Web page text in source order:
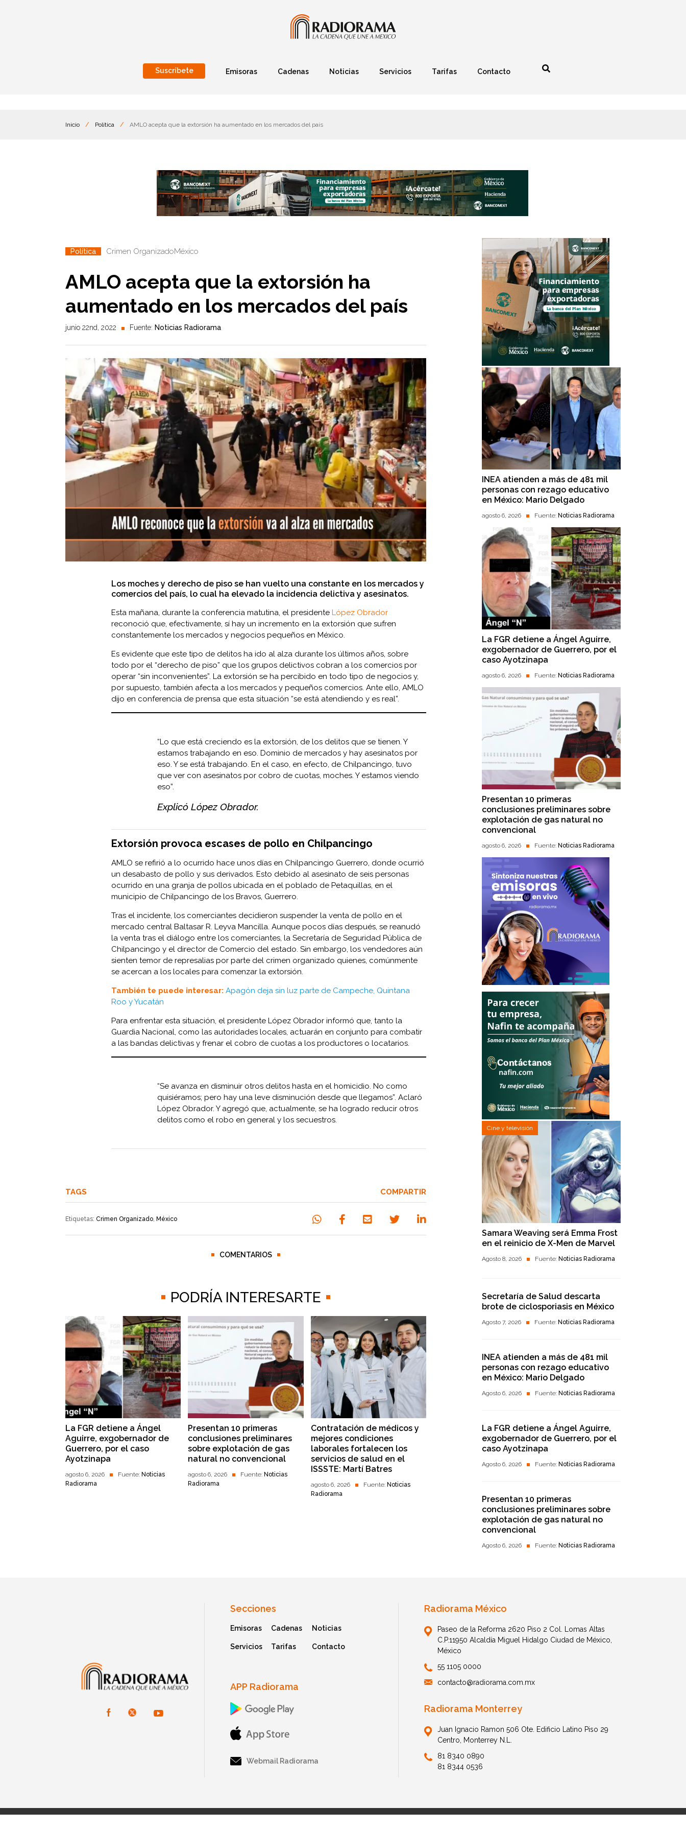
Suscríbete Emisoras Cadenas Noticias Servicios Tarifas Contacto
Inicio / Política / AMLO acepta que la extorsión ha aumentado en los mercados del país
Política Crimen OrganizadoMéxico
AMLO acepta que la extorsión ha
aumentado en los mercados del país
junio 22nd, 2022 Fuente: Noticias Radiorama
Los moches y derecho de piso se han vuelto una constante en los mercados y
comercios del país, lo cual ha elevado la incidencia delictiva y asesinatos.
Esta mañana, durante la conferencia matutina, el presidente López Obrador
reconoció que, efectivamente, sí hay un incremento en la extorsión que sufren
constantemente los mercados y negocios pequeños en México.
Es evidente que este tipo de delitos ha ido al alza durante los últimos años, sobre
todo por el “derecho de piso” que los grupos delictivos cobran a los comercios por
operar “sin inconvenientes”. La extorsión se ha percibido en todo tipo de negocios y,
por supuesto, también afecta a los mercados y pequeños comercios. Ante ello, AMLO
dijo en conferencia de prensa que esta situación “se está atendiendo y es real”.
“Lo que está creciendo es la extorsión, de los delitos que se tienen. Y
estamos trabajando en eso. Dominio de mercados y hay asesinatos por
eso. Y se está trabajando. En el caso, en efecto, de Chilpancingo, tuvo
que ver con asesinatos por cobro de cuotas, moches. Y estamos viendo
eso”.
Explicó López Obrador.
Extorsión provoca escases de pollo en Chilpancingo
AMLO se refirió a lo ocurrido hace unos días en Chilpancingo Guerrero, donde ocurrió
un desabasto de pollo y sus derivados. Esto debido al asesinato de seis personas
ocurrido en una granja de pollos ubicada en el poblado de Petaquillas, en el
municipio de Chilpancingo de los Bravos, Guerrero.
Tras el incidente, los comerciantes decidieron suspender la venta de pollo en el
mercado central Baltasar R. Leyva Mancilla. Aunque pocos días después, se reanudó
la venta tras el diálogo entre los comerciantes, la Secretaría de Seguridad Pública de
Chilpancingo y el director de Comercio del estado. Sin embargo, los vendedores aún
sienten temor de represalias por parte del crimen organizado quienes, comúnmente
se acercan a los locales para comenzar la extorsión.
También te puede interesar: Apagón deja sin luz parte de Campeche, Quintana
Roo y Yucatán
Para enfrentar esta situación, el presidente López Obrador informó que, tanto la
Guardia Nacional, como las autoridades locales, actuarán en conjunto para combatir
a las bandas delictivas y frenar el cobro de cuotas a los productores o locatarios.
“Se avanza en disminuir otros delitos hasta en el homicidio. No como
quisiéramos; pero hay una leve disminución desde que llegamos”. Aclaró
López Obrador. Y agregó que, actualmente, se ha logrado reducir otros
delitos como el robo en general y los secuestros.
TAGS
Etiquetas: Crimen Organizado México
COMPARTIR
COMENTARIOS
PODRÍA INTERESARTE
La FGR detiene a Ángel
Aguirre, exgobernador de
Guerrero, por el caso
Ayotzinapa
agosto 6, 2026 Fuente: Noticias
Radiorama
Presentan 10 primeras
conclusiones preliminares
sobre explotación de gas
natural no convencional
agosto 6, 2026 Fuente:Noticias
Radiorama
Contratación de médicos y
mejores condiciones
laborales fortalecen los
servicios de salud en el
ISSSTE: Martí Batres
agosto 6, 2026 Fuente: Noticias
Radiorama
INEA atienden a más de 481 mil
personas con rezago educativo
en México: Mario Delgado
agosto 6, 2026 Fuente: Noticias Radiorama
La FGR detiene a Ángel Aguirre,
exgobernador de Guerrero, por el
caso Ayotzinapa
agosto 6, 2026 Fuente: Noticias Radiorama
Presentan 10 primeras
conclusiones preliminares sobre
explotación de gas natural no
convencional
agosto 6, 2026 Fuente: Noticias Radiorama
Cine y televisión
Samara Weaving será Emma Frost
en el reinicio de X-Men de Marvel
Agosto 8, 2026 Fuente: Noticias Radiorama
Secretaría de Salud descarta
brote de ciclosporiasis en México
Agosto 7, 2026 Fuente: Noticias Radiorama
INEA atienden a más de 481 mil
personas con rezago educativo
en México: Mario Delgado
Agosto 6, 2026 Fuente: Noticias Radiorama
La FGR detiene a Ángel Aguirre,
exgobernador de Guerrero, por el
caso Ayotzinapa
Agosto 6, 2026 Fuente: Noticias Radiorama
Presentan 10 primeras
conclusiones preliminares sobre
explotación de gas natural no
convencional
Agosto 6, 2026 Fuente: Noticias Radiorama
Secciones
Emisoras Cadenas Noticias
Servicios Tarifas Contacto
APP Radiorama
Webmail Radiorama
Radiorama México
Paseo de la Reforma 2620 Piso 2 Col. Lomas Altas
C.P.11950 Alcaldía Miguel Hidalgo Ciudad de México,
México
55 1105 0000
contacto@radiorama.com.mx
Radiorama Monterrey
Juan Ignacio Ramon 506 Ote. Edificio Latino Piso 29
Centro, Monterrey N.L.
81 8340 0890
81 8344 0536